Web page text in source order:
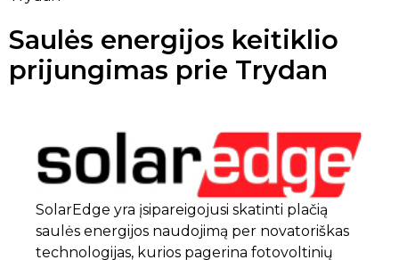
Pirkti internetu
Saulės energijos keitiklio
prijungimas prie Trydan
SolarEdge yra įsipareigojusi skatinti plačią
saulės energijos naudojimą per novatoriškas
technologijas, kurios pagerina fotovoltinių